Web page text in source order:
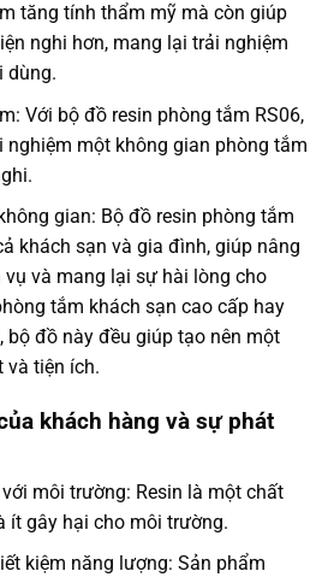
tăng tính thẩm mỹ mà còn giúp
nghi hơn, mang lại trải nghiệm
dùng.
Với bộ đồ resin phòng tắm RS06,
nghiệm một không gian phòng tắm
gian: Bộ đồ resin phòng tắm
khách sạn và gia đình, giúp nâng
và mang lại sự hài lòng cho
tắm khách sạn cao cấp hay
bộ đồ này đều giúp tạo nên một
và tiện ích.
khách hàng và sự phát
môi trường: Resin là một chất
ít gây hại cho môi trường.
kiệm năng lượng: Sản phẩm